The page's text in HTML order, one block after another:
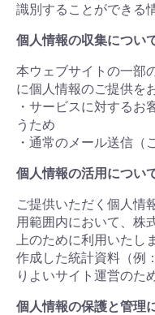
識別することができる
個人情報の収集につい
本ウェブサイトの一部
に個人情報のご提供を
・サービスに対するお
うため
・通常のメール送信（
個人情報の活用につい
ご提供いただく個人情
用範囲内において、株
上のために利用いたし
作成した統計資料（例
りよいサイト運営のた
個人情報の保護と管理